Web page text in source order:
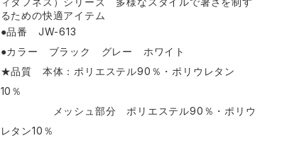
るための快適アイテム
●品番 JW-613
●カラー ブラック グレー ホワイト
★品質 本体：ポリエステル90％・ポリウレタン
10％
メッシュ部分 ポリエステル90％・ポリウ
レタン10％